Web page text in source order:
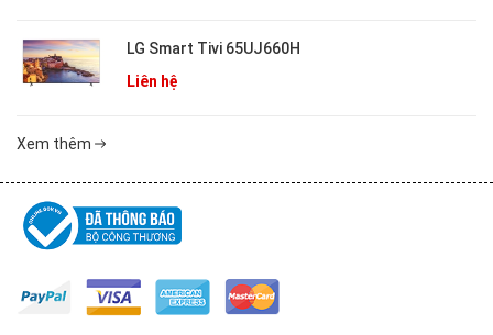
LG Smart Tivi 65UJ660H
Liên hệ
Xem thêm